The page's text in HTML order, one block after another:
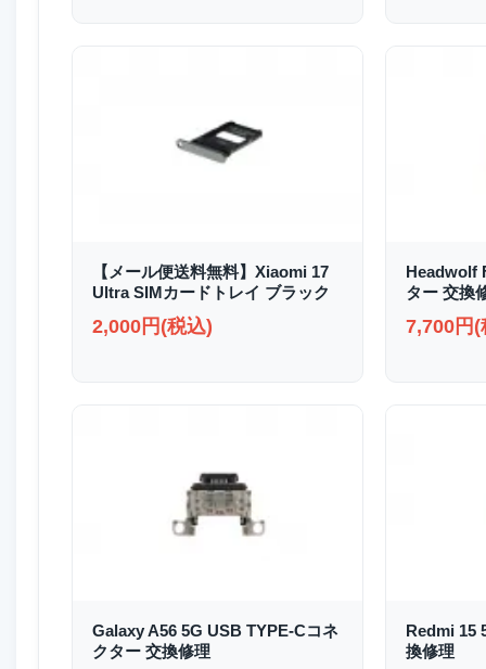
【メール便送料無料】Xiaomi 17
Ultra SIMカードトレイ ブラック
2,000円(税込)
Headwolf
ター 交換
7,700円(
Galaxy A56 5G USB TYPE-Cコネ
クター 交換修理
Redmi 15
換修理